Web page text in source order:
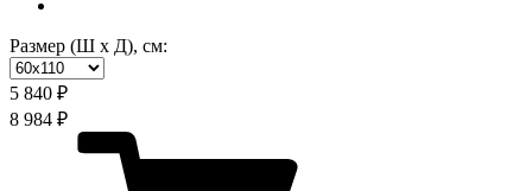
Размер (Ш х Д), см:
5 840 ₽
8 984 ₽